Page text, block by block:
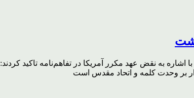
به نقض عهد مکرر آمریکا در تفاهم‌نامه تاکید کردند:
بر وحدت کلمه و اتحاد مقدس است